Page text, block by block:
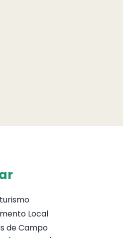
Local
de Campo